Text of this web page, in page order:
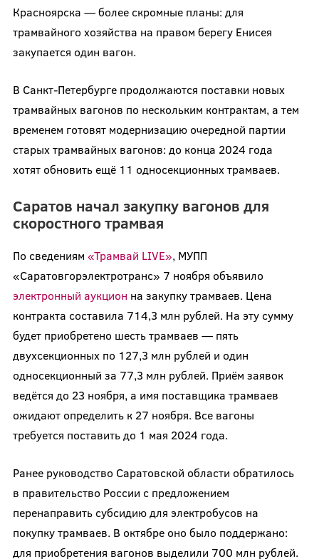
Красноярска — более скромные планы: для
трамвайного хозяйства на правом берегу Енисея
закупается один вагон.
В Санкт-Петербурге продолжаются поставки новых
трамвайных вагонов по нескольким контрактам, а тем
временем готовят модернизацию очередной партии
старых трамвайных вагонов: до конца 2024 года
хотят обновить ещё 11 односекционных трамваев.
Саратов начал закупку вагонов для
скоростного трамвая
По сведениям «Трамвай LIVE», МУПП
«Саратовгорэлектротранс» 7 ноября объявило
электронный аукцион на закупку трамваев. Цена
контракта составила 714,3 млн рублей. На эту сумму
будет приобретено шесть трамваев — пять
двухсекционных по 127,3 млн рублей и один
односекционный за 77,3 млн рублей. Приём заявок
ведётся до 23 ноября, а имя поставщика трамваев
ожидают определить к 27 ноября. Все вагоны
требуется поставить до 1 мая 2024 года.
Ранее руководство Саратовской области обратилось
в правительство России с предложением
перенаправить субсидию для электробусов на
покупку трамваев. В октябре оно было поддержано:
для приобретения вагонов выделили 700 млн рублей.